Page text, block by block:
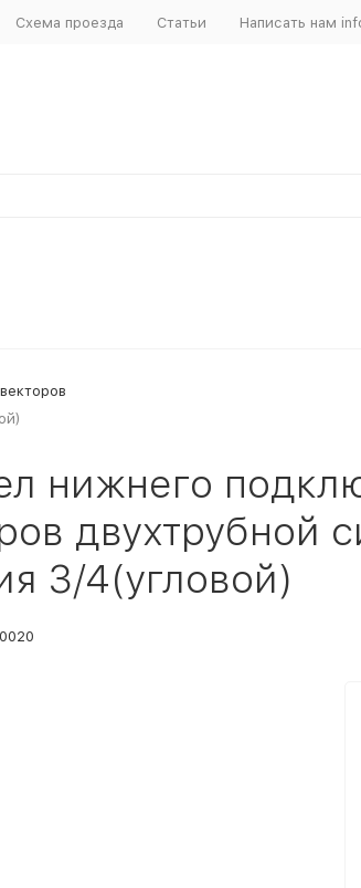
Схема проезда Статьи Написать нам
нижнего
двухтрубной
3/4(угловой)